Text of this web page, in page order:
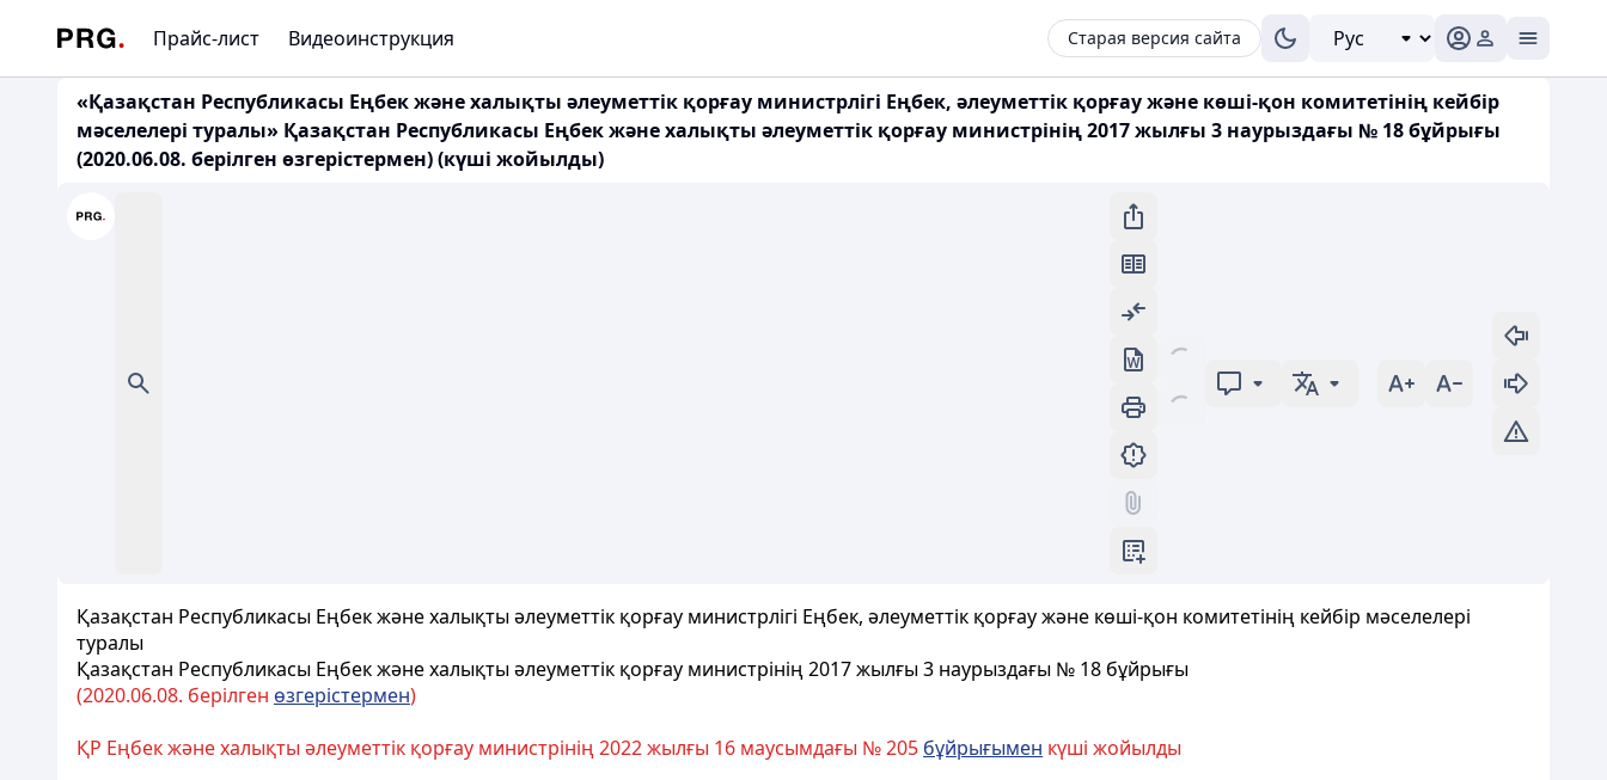
Прайс-лист Видеоинструкция Старая версия сайта
«Қазақстан Республикасы Еңбек және халықты әлеуметтік қорғау министрлігі Еңбек, әлеуметтік қорғау және көші-қон комитетінің кейбiр
мәселелерi туралы» Қазақстан Республикасы Еңбек және халықты әлеуметтік қорғау министрінің 2017 жылғы 3 наурыздағы № 18 бұйрығы
(2020.06.08. берілген өзгерістермен) (күші жойылды)
Қазақстан Республикасы Еңбек және халықты әлеуметтік қорғау министрлігі Еңбек, әлеуметтік қорғау және көші-қон комитетінің кейбiр мәселелерi
туралы
Қазақстан Республикасы Еңбек және халықты әлеуметтік қорғау министрінің 2017 жылғы 3 наурыздағы № 18 бұйрығы
(2020.06.08. берілген өзгерістермен)
ҚР Еңбек және халықты әлеуметтік қорғау министрінің 2022 жылғы 16 маусымдағы № 205 бұйрығымен күші жойылды